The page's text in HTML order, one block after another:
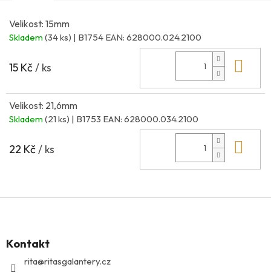
Velikost: 15mm
Skladem(34 ks) | B1754 EAN: 628000.024.2100
15 Kč/ ks
Velikost: 21,6mm
Skladem(21 ks) | B1753 EAN: 628000.034.2100
22 Kč/ ks
aKontakt
rita@ritasgalantery.cz